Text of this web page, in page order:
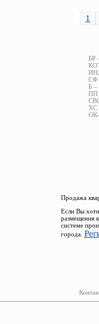
1
БР
СФ
Б –
ПП
ХС
ОК-
Продажа
Если Вы
размещения
системе
города.